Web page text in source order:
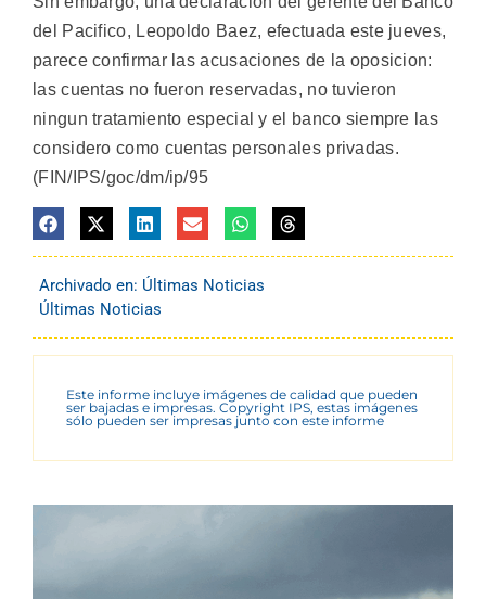
del Pacifico, Leopoldo Baez, efectuada este jueves,
parece confirmar las acusaciones de la oposicion:
las cuentas no fueron reservadas, no tuvieron
ningun tratamiento especial y el banco siempre las
considero como cuentas personales privadas.
(FIN/IPS/goc/dm/ip/95
Archivado en: Últimas Noticias
Últimas Noticias
Este informe incluye imágenes de calidad que pueden
ser bajadas e impresas. Copyright IPS, estas imágenes
sólo pueden ser impresas junto con este informe